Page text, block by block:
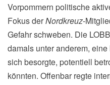
Vorpommern politische
Fokus derNordkreuz-
Gefahr schweben. Die
damals unter anderem,
sich besorgte, potentiell
könnten. Offenbar regte